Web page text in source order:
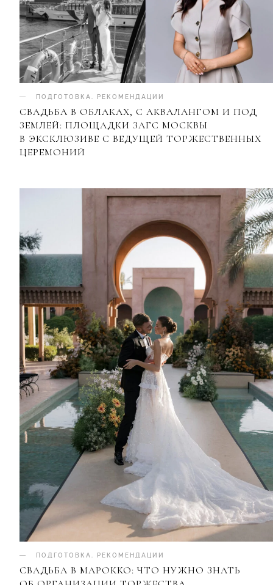
ПОДГОТОВКА РЕКОМЕНДАЦИИ
СВАДЬБА В ОБЛАКАХ, С АКВАЛАНГОМ И ПОД
ЗЕМЛЕЙ: ПЛОЩАДКИ ЗАГС МОСКВЫ
В ЭКСКЛЮЗИВЕ С ВЕДУЩЕЙ ТОРЖЕСТВЕННЫХ
ЦЕРЕМОНИЙ
ПОДГОТОВКА. РЕКОМЕНДАЦИИ
СВАДЬБА В МАРОККО: ЧТО НУЖНО ЗНАТЬ